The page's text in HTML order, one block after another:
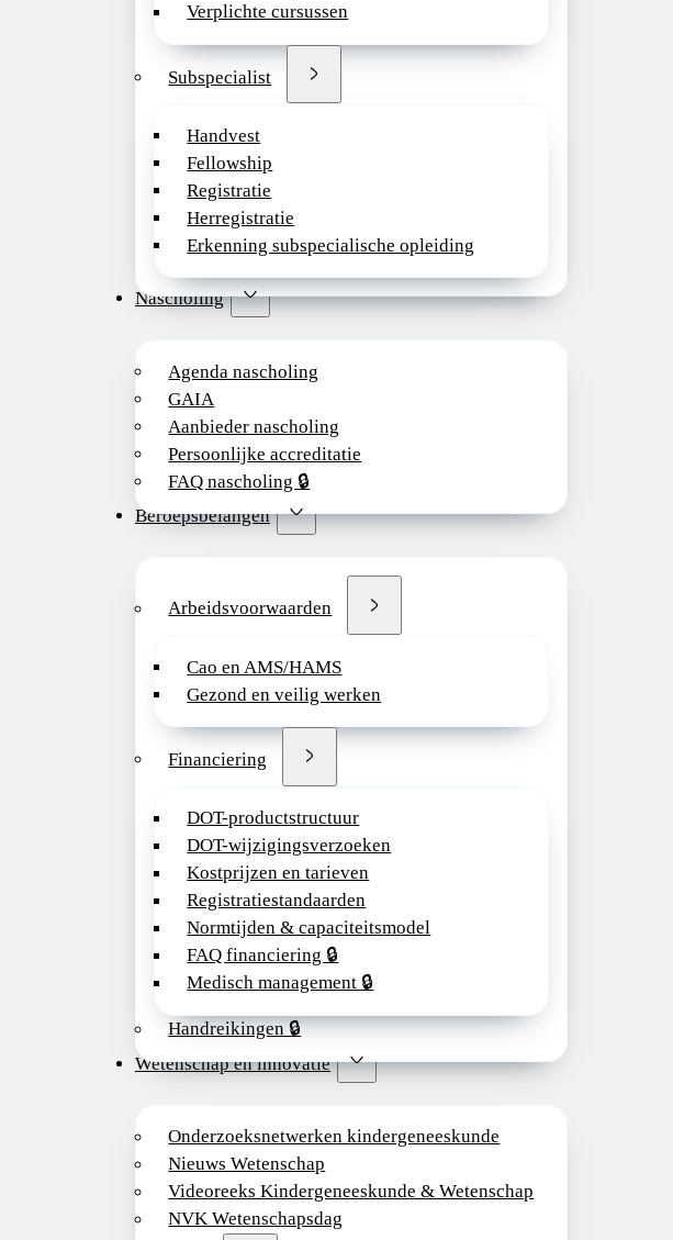
Verplichte cursussen
Subspecialist
Handvest
Fellowship
Registratie
Herregistratie
Erkenning subspecialische opleiding
Nascholing
Agenda nascholing
GAIA
Aanbieder nascholing
Persoonlijke accreditatie
FAQ nascholing 🔒
Beroepsbelangen
Arbeidsvoorwaarden
Cao en AMS/HAMS
Gezond en veilig werken
Financiering
DOT-productstructuur
DOT-wijzigingsverzoeken
Kostprijzen en tarieven
Registratiestandaarden
Normtijden & capaciteitsmodel
FAQ financiering 🔒
Medisch management 🔒
Handreikingen 🔒
Wetenschap en innovatie
Onderzoeksnetwerken kindergeneeskunde
Nieuws Wetenschap
Videoreeks Kindergeneeskunde & Wetenschap
NVK Wetenschapsdag